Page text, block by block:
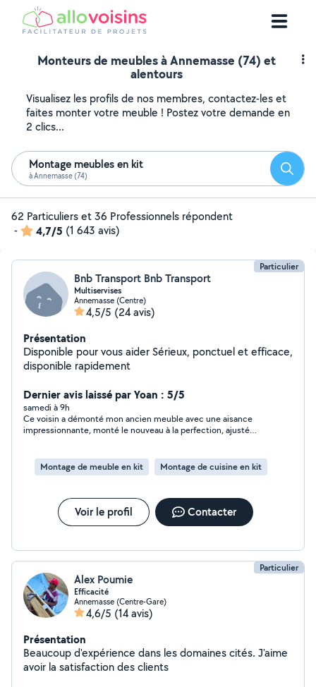
Monteurs de meubles à Annemasse (74) et
alentours
Visualisez les profils de nos membres, contactez-les et
faites monter votre meuble ! Postez votre demande en
2 clics...
Montage meubles en kit
à Annemasse (74)
62 Particuliers et 36 Professionnels répondent
-
4,7/5 (1 643 avis)
Particulier
Bnb Transport Bnb Transport
Multiservises
Annemasse (Centre)
4,5/5 (24 avis)
Présentation
Disponible pour vous aider Sérieux, ponctuel et efficace,
disponible rapidement
Dernier avis laissé par Yoan : 5/5
samedi à 9h
Ce voisin a démonté mon ancien meuble avec une aisance
impressionnante, monté le nouveau à la perfection, ajusté
d'une double vasque avec un doigté digne d'un vrai
professionnel. Rigoureux, minutieux et d'une gentillesse rare, il
largement le simple bricolage. Je suis bluffé par la qualité du
résultat et je recommande les yeux fermés !
Montage de meuble en kit Montage de cuisine en kit
Voir le profil Contacter
Particulier
Alex Poumie
Efficacité
Annemasse (Centre-Gare)
4,6/5 (14 avis)
Présentation
Beaucoup d'expérience dans les domaines cités. J'aime
avoir la satisfaction des clients